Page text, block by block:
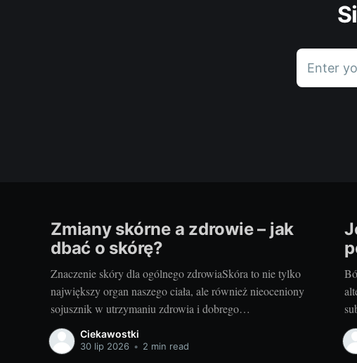
Enter
Zmiany skórne a zdrowie – jak
dbać o skórę?
Znaczenie skóry dla ogólnego zdrowiaSkóra to nie tylko
największy organ naszego ciała, ale również nieoceniony
sojusznik w utrzymaniu zdrowia i dobrego
samopoczucia. Właściwa troska i zrozumienie jej funkcji
to fundament w podejściu do pielęgnacji skóry. Potrzebna
Ciekawostki
30 lip 2026 • 2 min read